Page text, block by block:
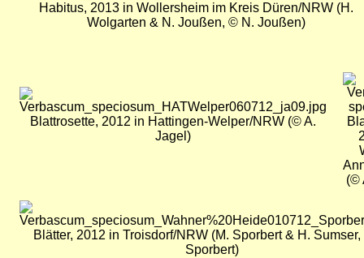
Habitus, 2013 in Wollersheim im Kreis Düren/NRW (H.
Wolgarten & N. Joußen, © N. Joußen)
Bild
Blattrosette, 2012 in Hattingen-Welper/NRW (© A.
Jagel)
(©
Bild
Blätter, 2012 in Troisdorf/NRW (M. Sporbert & H.
Sporbert)